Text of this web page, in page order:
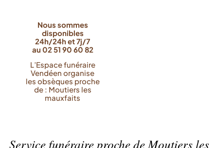
Nous sommes
disponibles
24h/24h et 7j/7
au 02 51 90 60 82
L’Espace funéraire
Vendéen organise
les obsèques proche
de : Moutiers les
mauxfaits
Service funéraire proche de Moutiers les